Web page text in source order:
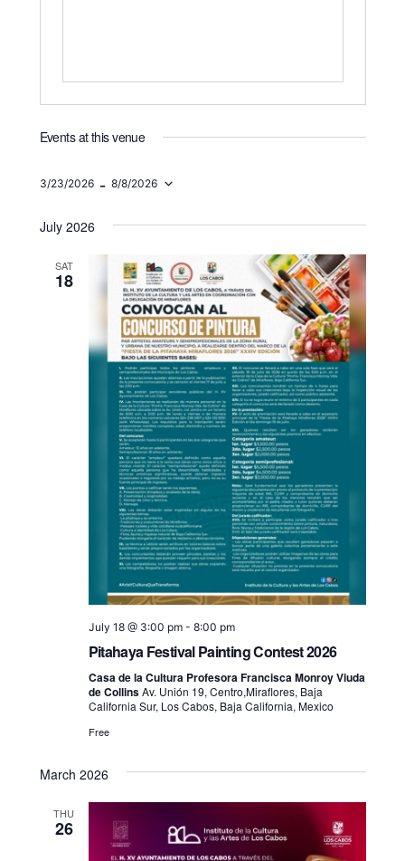
Events at this venue
3/23/2026 - 8/8/2026
date.
July 2026
SAT
18
July 18 @ 3:00 pm- 8:00 pm
Pitahaya Festival Painting Contest 2026
Casa de la Cultura Profesora Francisca Monroy Viuda
de CollinsAv. Unión 19, Centro,Miraflores, Baja
California Sur, Los Cabos, Baja California, Mexico
Free
March 2026
THU
26